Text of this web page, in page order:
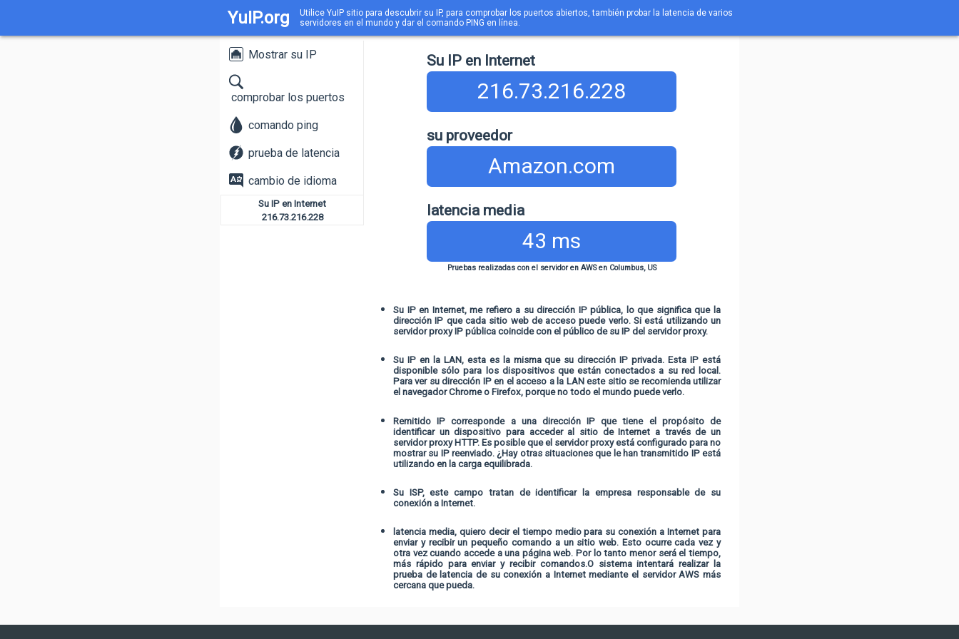
YuIP.org
Utilice YuIP sitio para descubrir su IP, para comprobar los puertos abiertos, también probar la latencia de varios
servidores en el mundo y dar el comando PING en línea.
Mostrar su IP
comprobar los puertos
comando ping
prueba de latencia
cambio de idioma
Su IP en Internet
216.73.216.228
Su IP en Internet
216.73.216.228
su proveedor
Amazon.com
latencia media
43 ms
Pruebas realizadas con el servidor en AWS en Columbus, US
Su IP en Internet, me refiero a su dirección IP pública, lo que significa que la
dirección IP que cada sitio web de acceso puede verlo. Si está utilizando un
servidor proxy IP pública coincide con el público de su IP del servidor proxy.
Su IP en la LAN, esta es la misma que su dirección IP privada. Esta IP está
disponible sólo para los dispositivos que están conectados a su red local.
Para ver su dirección IP en el acceso a la LAN este sitio se recomienda utilizar
el navegador Chrome o Firefox, porque no todo el mundo puede verlo.
Remitido IP corresponde a una dirección IP que tiene el propósito de
identificar un dispositivo para acceder al sitio de Internet a través de un
servidor proxy HTTP. Es posible que el servidor proxy está configurado para no
mostrar su IP reenviado. ¿Hay otras situaciones que le han transmitido IP está
utilizando en la carga equilibrada.
Su ISP, este campo tratan de identificar la empresa responsable de su
conexión a Internet.
latencia media, quiero decir el tiempo medio para su conexión a Internet para
enviar y recibir un pequeño comando a un sitio web. Esto ocurre cada vez y
otra vez cuando accede a una página web. Por lo tanto menor será el tiempo,
más rápido para enviar y recibir comandos.O sistema intentará realizar la
prueba de latencia de su conexión a Internet mediante el servidor AWS más
cercana que pueda.